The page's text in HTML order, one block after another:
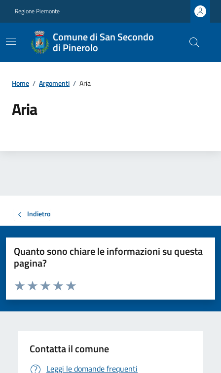
Regione Piemonte
Comune di San Secondo
di Pinerolo
Home / Argomenti / Aria
Aria
Indietro
Quanto sono chiare le informazioni su questa
pagina?
Valuta da 1 a 5 stelle la pagina
Valuta 5 stelle su 5
Valuta 4 stelle su 5
Valuta 3 stelle su 5
Valuta 2 stelle su 5
Valuta 1 stelle su 5
Contatta il comune
Leggi le domande frequenti